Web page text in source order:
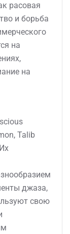
расовая
и борьба
на
на
Talib
джаза,
свою